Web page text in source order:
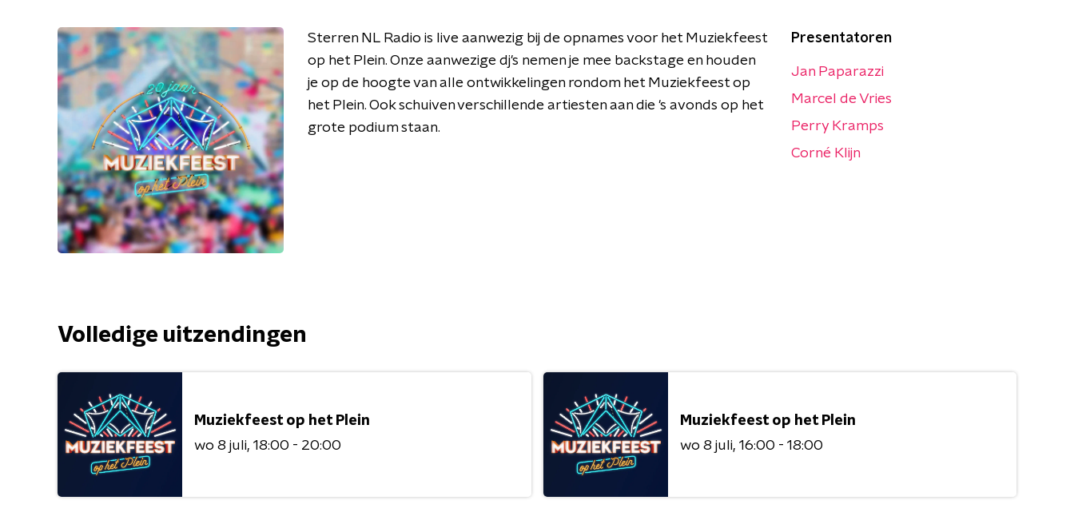
Sterren NL Radio is live aanwezig bij de opnames voor het Muziekfeest
op het Plein. Onze aanwezige dj's nemen je mee backstage en houden
je op de hoogte van alle ontwikkelingen rondom het Muziekfeest op
het Plein. Ook schuiven verschillende artiesten aan die 's avonds op het
grote podium staan.
Presentatoren
Jan Paparazzi
Marcel de Vries
Perry Kramps
Corné Klijn
Volledige uitzendingen
Muziekfeest op het Plein
wo 8 juli 18:00 - 20:00
Muziekfeest op het Plein
wo 8 juli 16:00 - 18:00